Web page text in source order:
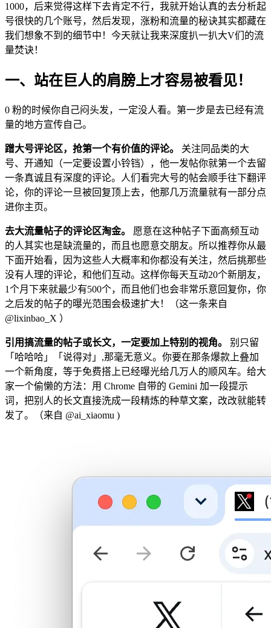
1000，后来觉得这样下去肯定不行，我就开始认真的去分析起
号很快的几个账号，然后发现，涨粉和流量的秘诀其实都藏在
我们想象不到的细节中！今天就让我来深度扒一扒大V们的流
量焚诀！
一、站在巨人的肩膀上才容易被看见！
0 粉的时候你自己闷头发，一定没人看。第一步是去已经有流
量的地方宣传自己。
蹭大号评论区，抢第一个有价值的评论。
关注同品类的大
号、开通知（一定要设置小铃铛），他一发帖你就第一个去留
一条真诚且有深度的评论。人们看完大号的帖会顺手往下翻评
论，你的评论一旦被回复顶上去，他那几万流量就有一部分点
进你主页。
去大流量帖子的评论区淘金。
愿意在这种帖子下面高频互动
的人其实也是缺流量的，而且也愿意交朋友。所以推荐你从最
下面开始看，因为这些人大概率和你都没有关注，然后挑那些
没有人理的评论，和他们互动。这样你每天互动20个新朋友，
1个月下来就最少有500个，而且他们也会非常乐意回复你，你
之后发的帖子的曝光范围会极速扩大！（这一条来自
@lixinbao_X ）
引用搞流量的帖子或长文，一定要加上特别的视角。
别只留
「哈哈哈」「说得对」,那毫无意义。你要在那条爆款上叠加
一个新角度，等于免费搭上已经曝光给几万人的顺风车。给大
家一个偷懒的方法：用 Chrome 自带的 Gemini 加一段提示
词，把别人的长文直接洗成一段精炼的种草文案，改改就能转
发了。（来自 @ai_xiaomu )